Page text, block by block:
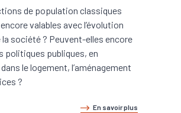
de population classiques
valables avec l’évolution
la société ? Peuvent-elles encore
politiques publiques, en
le logement, l’aménagement
?
En savoir plus